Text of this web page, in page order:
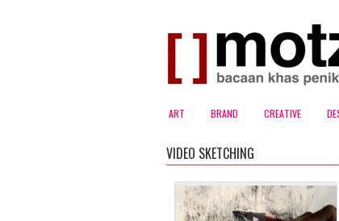
ART BRAND CREATIVE
VIDEO SKETCHING